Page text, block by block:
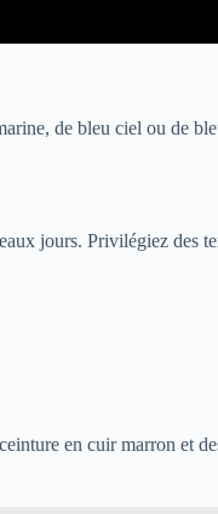
de bleu ciel ou de
jours. Privilégiez des
en cuir marron et